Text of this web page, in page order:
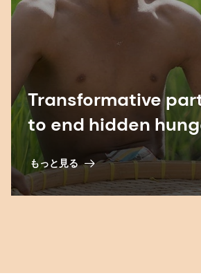
Transformative
to end hidden
もっと見る